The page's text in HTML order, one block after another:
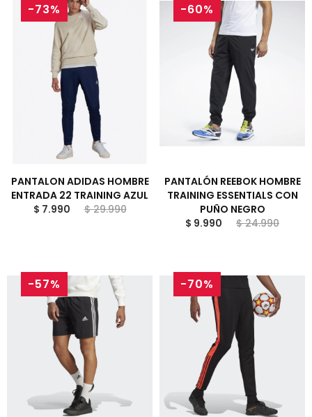
-73%
PANTALON ADIDAS HOMBRE
ENTRADA 22 TRAINING AZUL
$ 7.990
$ 29.990
-60%
PANTALÓN REEBOK HOMBRE
TRAINING ESSENTIALS CON
PUÑO NEGRO
$ 9.990
$ 24.990
-57% -70%